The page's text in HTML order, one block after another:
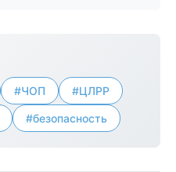
#ЧОП #ЦЛРР
#безопасность